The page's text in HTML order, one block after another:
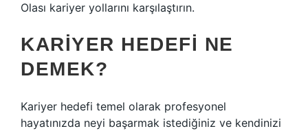
Olası kariyer yollarını karşılaştırın.
KARIYER HEDEFI NE
DEMEK?
Kariyer hedefi temel olarak profesyonel
hayatınızda neyi başarmak istediğiniz ve kendinizi